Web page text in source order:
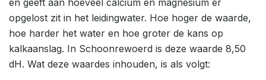
en geeft aan hoeveel calcium en magnesium er
opgelost zit in het leidingwater. Hoe hoger de waarde,
hoe harder het water en hoe groter de kans op
kalkaanslag. In Schoonrewoerd is deze waarde 8,50
dH. Wat deze waardes inhouden, is als volgt: